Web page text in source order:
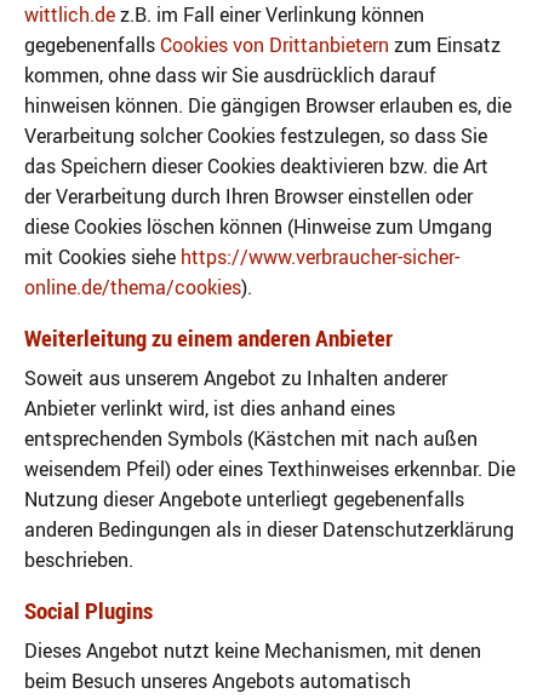
wittlich.dez.B. im Fall einer Verlinkung können
gegebenenfalls Cookies von Drittanbietern zum Einsatz
kommen, ohne dass wir Sie ausdrücklich darauf
hinweisen können. Die gängigen Browser erlauben es, die
Verarbeitung solcher Cookies festzulegen, so dass Sie
das Speichern dieser Cookies deaktivieren bzw. die Art
der Verarbeitung durch Ihren Browser einstellen oder
diese Cookies löschen können (Hinweise zum Umgang
mit Cookies siehe https://www.verbraucher-sicher-
online.de/thema/cookies).
Weiterleitung zu einem anderen Anbieter
Soweit aus unserem Angebot zu Inhalten anderer
Anbieter verlinkt wird, ist dies anhand eines
entsprechenden Symbols (Kästchen mit nach außen
weisendem Pfeil) oder eines Texthinweises erkennbar. Die
Nutzung dieser Angebote unterliegt gegebenenfalls
anderen Bedingungen als in dieser Datenschutzerklärung
beschrieben.
Social Plugins
Dieses Angebot nutzt keine Mechanismen, mit denen
beim Besuch unseres Angebots automatisch